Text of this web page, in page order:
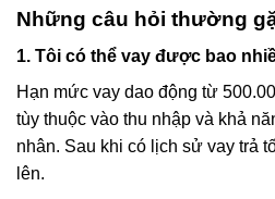
Những câu hỏi thường
1. Tôi có thể vay được bao
Hạn mức vay dao động từ
tùy thuộc vào thu nhập và khả
nhân. Sau khi có lịch sử vay trả
lên.